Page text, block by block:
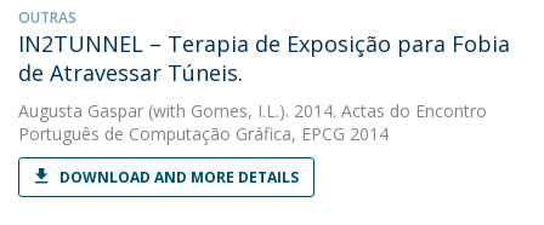
OUTRAS
IN2TUNNEL – Terapia de Exposição para Fobia
de Atravessar Túneis.
Augusta Gaspar (with Gomes, I.L.). 2014. Actas do Encontro
Português de Computação Gráfica, EPCG 2014
DOWNLOAD AND MORE DETAILS